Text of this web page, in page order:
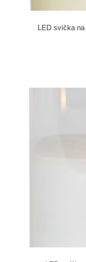
LED svíčka